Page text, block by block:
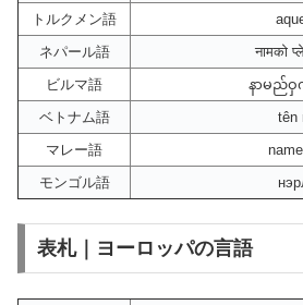
トルクメン語
ネパール語
नामको
ビルマ語
နာမည်ဝှ
ベトナム語
tên
マレー語
モンゴル語
表札｜ヨーロッパの言語